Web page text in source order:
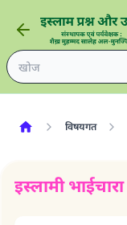
विषयगत
इस्लामी भाईचारा